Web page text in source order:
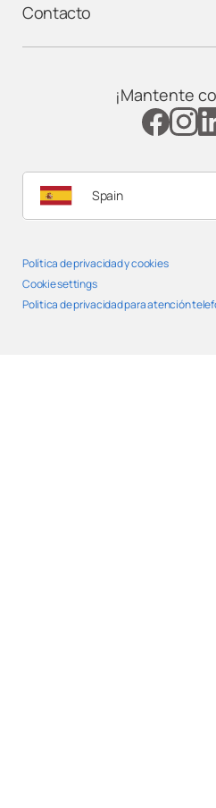
Contacto
¡Mantente
Spain
Política de privacidad y cookies
Cookie settings
Politica de privacidad para atención